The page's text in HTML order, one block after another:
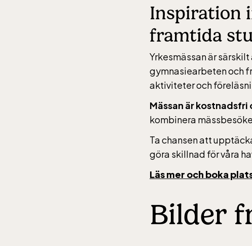
Inspiration
framtida
Yrkesmässan är
gymnasiearbeten och
aktiviteter och
Mässan är
kombinera
Ta chansen att
göra skillnad för våra
Läs mer och boka
Bilder
Lill-
jan-mars
maj-
10-16
jan-mars